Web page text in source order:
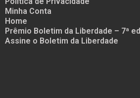
Minha Conta
Home
Prêmio Boletim da Liberdade – 7ª
Assine o Boletim da Liberdade